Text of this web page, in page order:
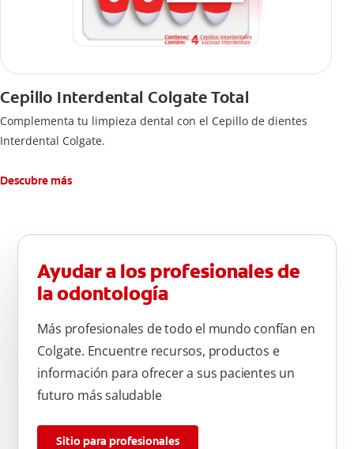
Cepillo Interdental Colgate Total
Complementa tu limpieza dental con el Cepillo de dientes
Interdental Colgate.
Descubre más
Ayudar a los profesionales de
la odontología
Más profesionales de todo el mundo confían en
Colgate. Encuentre recursos, productos e
información para ofrecer a sus pacientes un
futuro más saludable
Sitio para profesionales